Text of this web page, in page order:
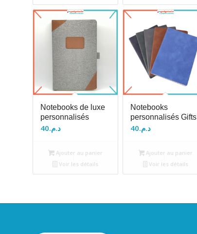
Notebooks de luxe
personnalisés
د.م.40
Ajouter au panier
Voir les détails
Notebooks
personnalisés Gifts
د.م.40
Ajouter au panier
Voir les détails